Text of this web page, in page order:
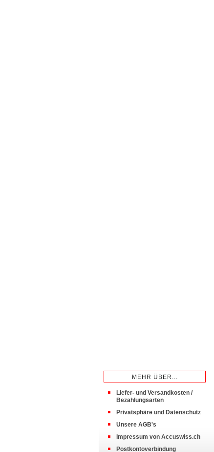
MEHR ÜBER...
Liefer- und Versandkosten /
Bezahlungsarten
Privatsphäre und Datenschutz
Unsere AGB's
Impressum von Accuswiss.ch
Postkontoverbindung